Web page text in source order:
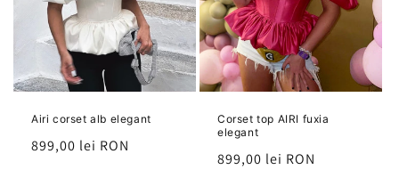
Airi corset alb elegant
Preț
899,00 lei RON
Corset top AIRI fuxia
elegant
Preț
899,00 lei RON